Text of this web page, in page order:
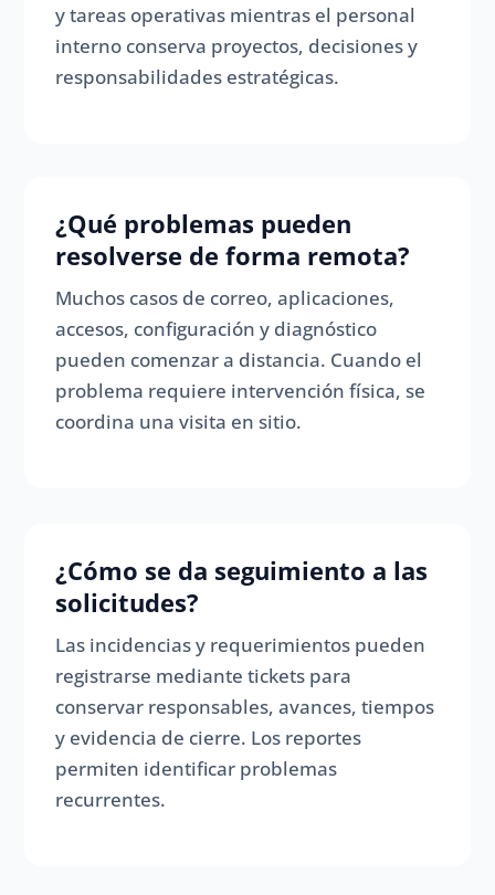
y tareas operativas mientras el personal
interno conserva proyectos, decisiones y
responsabilidades estratégicas.
¿Qué problemas pueden
resolverse de forma remota?
Muchos casos de correo, aplicaciones,
accesos, configuración y diagnóstico
pueden comenzar a distancia. Cuando el
problema requiere intervención física, se
coordina una visita en sitio.
¿Cómo se da seguimiento a las
solicitudes?
Las incidencias y requerimientos pueden
registrarse mediante tickets para
conservar responsables, avances, tiempos
y evidencia de cierre. Los reportes
permiten identificar problemas
recurrentes.